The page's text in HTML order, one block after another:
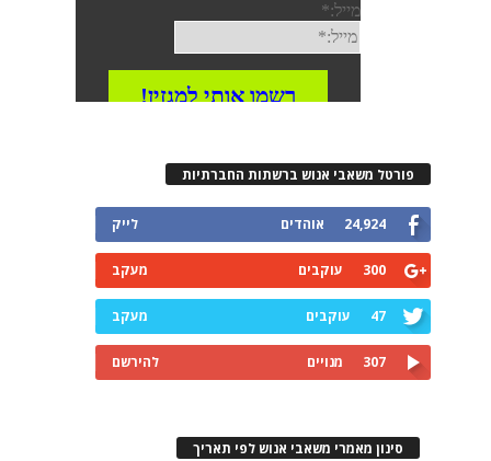
פורטל משאבי אנוש ברשתות החברתיות
24,924 אוהדים לייק
300 עוקבים מעקב
47 עוקבים מעקב
307 מנויים להירשם
סינון מאמרי משאבי אנוש לפי תאריך